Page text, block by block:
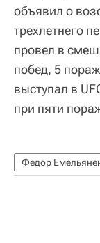
объявил о
трехлетнего
провел в
побед, 5
выступал в
при пяти
Федор